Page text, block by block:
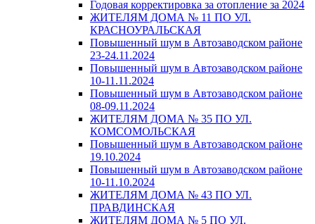
Годовая корректировка за отопление за 2024
ЖИТЕЛЯМ ДОМА № 11 ПО УЛ.
КРАСНОУРАЛЬСКАЯ
Повышенный шум в Автозаводском районе
23-24.11.2024
Повышенный шум в Автозаводском районе
10-11.11.2024
Повышенный шум в Автозаводском районе
08-09.11.2024
ЖИТЕЛЯМ ДОМА № 35 ПО УЛ.
КОМСОМОЛЬСКАЯ
Повышенный шум в Автозаводском районе
19.10.2024
Повышенный шум в Автозаводском районе
10-11.10.2024
ЖИТЕЛЯМ ДОМА № 43 ПО УЛ.
ПРАВДИНСКАЯ
ЖИТЕЛЯМ ДОМА № 5 ПО УЛ.